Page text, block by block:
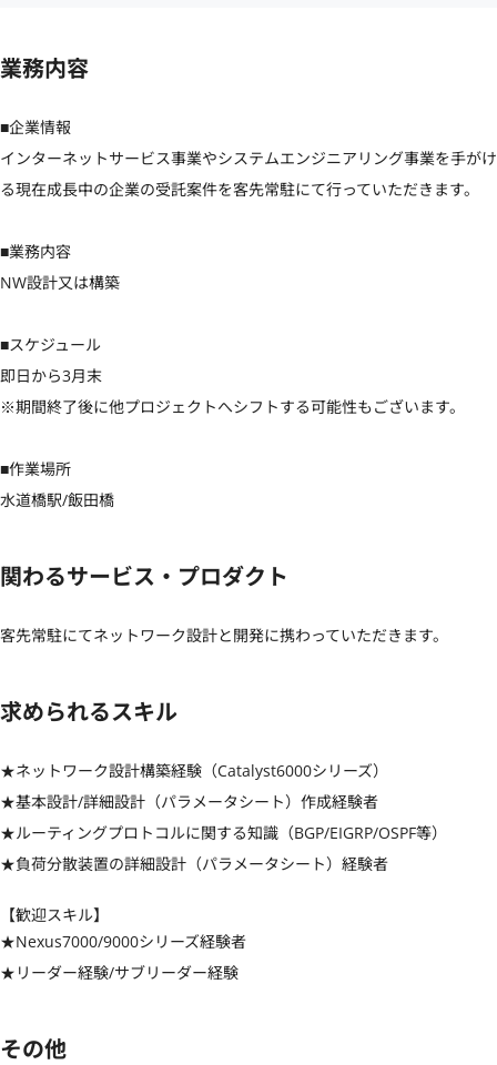
業務内容
■企業情報
インターネットサービス事業やシステムエンジニアリング事業を手がけ
る現在成長中の企業の受託案件を客先常駐にて行っていただきます。
■業務内容
NW設計又は構築
■スケジュール
即日から3月末
※期間終了後に他プロジェクトへシフトする可能性もございます。
■作業場所
水道橋駅/飯田橋
関わるサービス・プロダクト
客先常駐にてネットワーク設計と開発に携わっていただきます。
求められるスキル
★ネットワーク設計構築経験（Catalyst6000シリーズ）
★基本設計/詳細設計（パラメータシート）作成経験者
★ルーティングプロトコルに関する知識（BGP/EIGRP/OSPF等）
★負荷分散装置の詳細設計（パラメータシート）経験者
【歓迎スキル】
★Nexus7000/9000シリーズ経験者
★リーダー経験/サブリーダー経験
その他